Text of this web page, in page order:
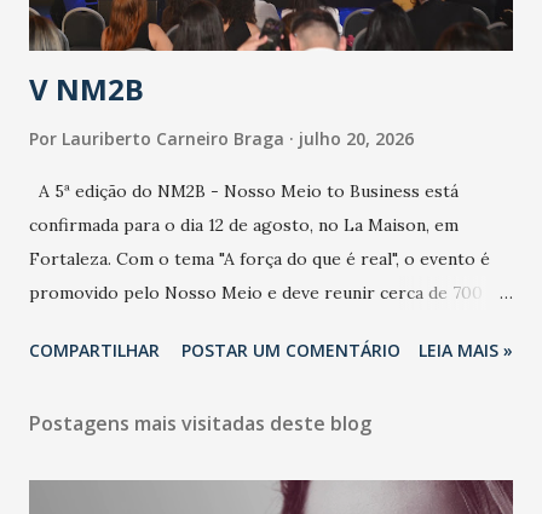
população e ao sistema de saúde. “Precisamos saber fazer a
estratificação do risco da doença, para não so...
V NM2B
Por Lauriberto Carneiro Braga julho 20, 2026
A 5ª edição do NM2B - Nosso Meio to Business está
confirmada para o dia 12 de agosto, no La Maison, em
Fortaleza. Com o tema "A força do que é real", o evento é
promovido pelo Nosso Meio e deve reunir cerca de 700
e lideranças do Mercado Nacional. Desde 2022, o NM2B
de negócios do Nordeste, reunindo profissionais de marcas
LinkedIn, VISA, Grupo 3corações, TikTok e M. Dias Branco.
COMPARTILHAR POSTAR UM COMENTÁRIO LEIA MAIS »
Postagens mais visitadas deste blog